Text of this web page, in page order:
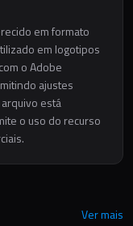
em formato
em logotipos
o Adobe
ajustes
está
o uso do recurso
Ver mais